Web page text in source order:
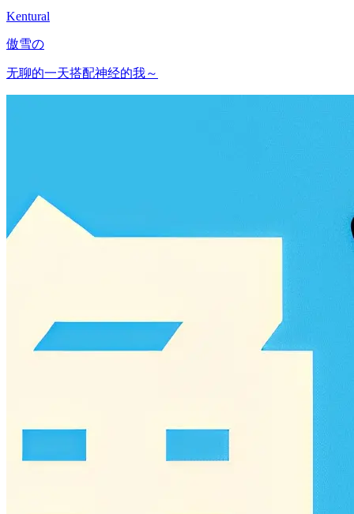
Kentural
傲雪の
无聊的一天搭配神经的我～